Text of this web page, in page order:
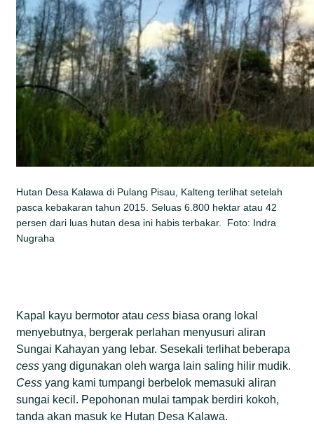
Hutan Desa Kalawa di Pulang Pisau, Kalteng terlihat setelah
pasca kebakaran tahun 2015. Seluas 6.800 hektar atau 42
persen dari luas hutan desa ini habis terbakar. Foto: Indra
Nugraha
Kapal kayu bermotor ataucess biasa orang lokal
menyebutnya, bergerak perlahan menyusuri aliran
Sungai Kahayan yang lebar. Sesekali terlihat beberapa
cess yang digunakan oleh warga lain saling hilir mudik.
Cess yang kami tumpangi berbelok memasuki aliran
sungai kecil. Pepohonan mulai tampak berdiri kokoh,
tanda akan masuk ke Hutan Desa Kalawa.